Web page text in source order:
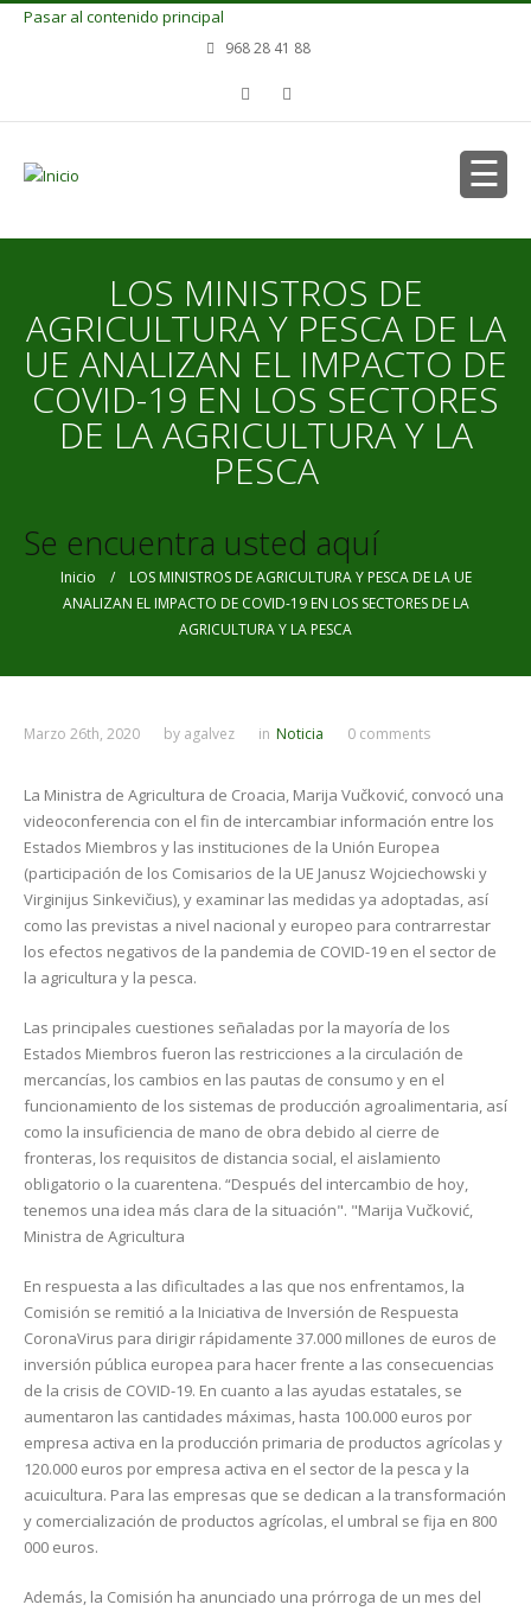
Pasar al contenido principal
968 28 41 88
LOS MINISTROS DE
AGRICULTURA Y PESCA DE LA
UE ANALIZAN EL IMPACTO DE
COVID-19 EN LOS SECTORES
DE LA AGRICULTURA Y LA
PESCA
Se encuentra usted aquí
Inicio / LOS MINISTROS DE AGRICULTURA Y PESCA DE LA UE
ANALIZAN EL IMPACTO DE COVID-19 EN LOS SECTORES DE LA
AGRICULTURA Y LA PESCA
Marzo 26th, 2020 by agalvez in Noticia 0 comments
La Ministra de Agricultura de Croacia, Marija Vučković, convocó una
videoconferencia con el fin de intercambiar información entre los
Estados Miembros y las instituciones de la Unión Europea
(participación de los Comisarios de la UE Janusz Wojciechowski y
Virginijus Sinkevičius), y examinar las medidas ya adoptadas, así
como las previstas a nivel nacional y europeo para contrarrestar
los efectos negativos de la pandemia de COVID-19 en el sector de
la agricultura y la pesca.
Las principales cuestiones señaladas por la mayoría de los
Estados Miembros fueron las restricciones a la circulación de
mercancías, los cambios en las pautas de consumo y en el
funcionamiento de los sistemas de producción agroalimentaria, así
como la insuficiencia de mano de obra debido al cierre de
fronteras, los requisitos de distancia social, el aislamiento
obligatorio o la cuarentena. “Después del intercambio de hoy,
tenemos una idea más clara de la situación". "Marija Vučković,
Ministra de Agricultura
En respuesta a las dificultades a las que nos enfrentamos, la
Comisión se remitió a la Iniciativa de Inversión de Respuesta
CoronaVirus para dirigir rápidamente 37.000 millones de euros de
inversión pública europea para hacer frente a las consecuencias
de la crisis de COVID-19. En cuanto a las ayudas estatales, se
aumentaron las cantidades máximas, hasta 100.000 euros por
empresa activa en la producción primaria de productos agrícolas y
120.000 euros por empresa activa en el sector de la pesca y la
acuicultura. Para las empresas que se dedican a la transformación
y comercialización de productos agrícolas, el umbral se fija en 800
000 euros.
Además, la Comisión ha anunciado una prórroga de un mes del